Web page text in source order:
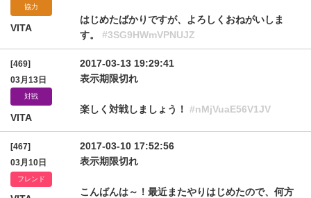
協力
VITA
はじめたばかりですが、よろしくおねがいしま
す。 #3SG9HWmVPNUJZ
[469]
03月13日
対戦
VITA
2017-03-13 19:29:41
表示期限切れ
楽しく対戦しましょう！ #nMjVuaE56V1JV
[467]
03月10日
フレンド
2017-03-10 17:52:56
表示期限切れ
こんばんは～！最近またやりはじめたので、何方